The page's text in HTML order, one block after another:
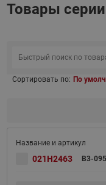
Товары серии
Сортировать по: По
021H2463 B3-